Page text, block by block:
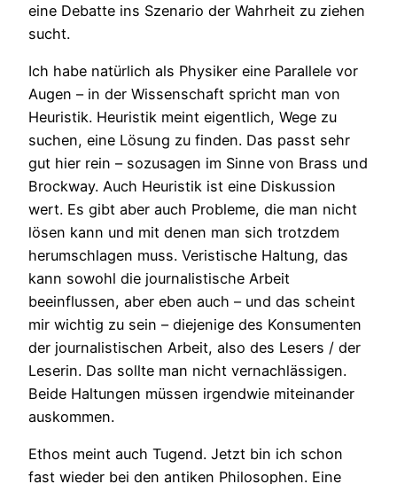
eine Debatte ins Szenario der Wahrheit zu ziehen
sucht.
Ich habe natürlich als Physiker eine Parallele vor
Augen – in der Wissenschaft spricht man von
Heuristik. Heuristik meint eigentlich, Wege zu
suchen, eine Lösung zu finden. Das passt sehr
gut hier rein – sozusagen im Sinne von Brass und
Brockway. Auch Heuristik ist eine Diskussion
wert. Es gibt aber auch Probleme, die man nicht
lösen kann und mit denen man sich trotzdem
herumschlagen muss. Veristische Haltung, das
kann sowohl die journalistische Arbeit
beeinflussen, aber eben auch – und das scheint
mir wichtig zu sein – diejenige des Konsumenten
der journalistischen Arbeit, also des Lesers / der
Leserin. Das sollte man nicht vernachlässigen.
Beide Haltungen müssen irgendwie miteinander
auskommen.
Ethos meint auch Tugend. Jetzt bin ich schon
fast wieder bei den antiken Philosophen. Eine